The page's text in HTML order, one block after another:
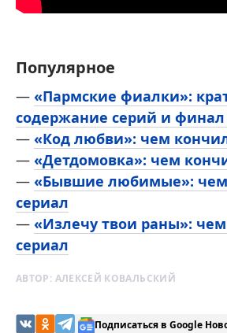
Популярное
— «Пармские фиалки»:
содержание серий и финал
— «Код любви»: чем
— «Детдомовка»: чем
— «Бывшие любимые»: чем
сериал
— «Излечу твои раны»:
сериал
АВТОР: АЛЕКСЕЙ КОВАЛЬСКИЙ
Подписаться в Google